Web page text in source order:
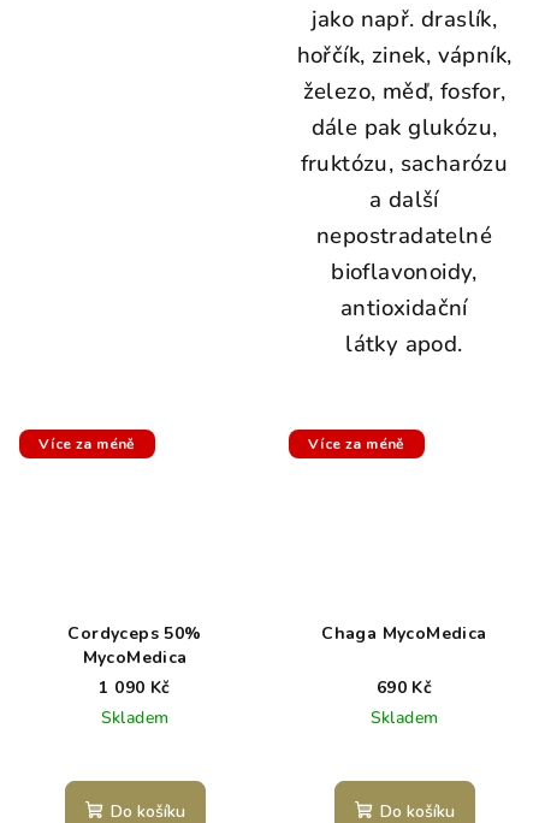
jako např. draslík,
hořčík, zinek, vápník,
železo, měď, fosfor,
dále pak glukózu,
fruktózu, sacharózu
a další
nepostradatelné
bioflavonoidy,
antioxidační
látky apod.
Více za méně
Cordyceps 50%
MycoMedica
1 090 Kč
Skladem
Do košíku
Více za méně
Chaga MycoMedica
690 Kč
Skladem
Do košíku